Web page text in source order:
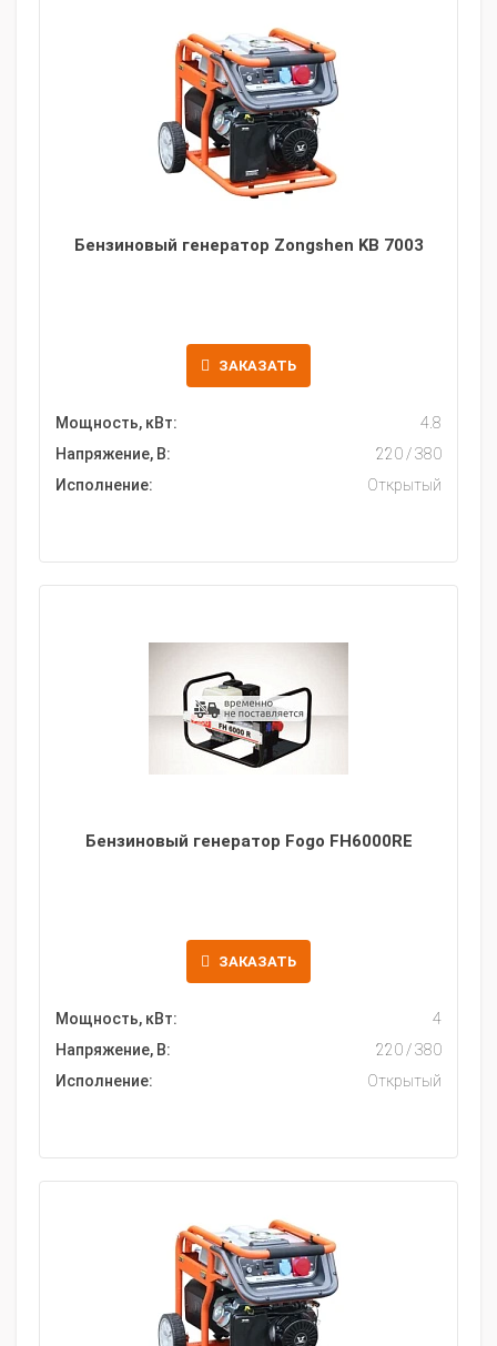
Бензиновый генератор Zongshen KB 7003
ЗАКАЗАТЬ
Мощность, кВт:
4.8
Напряжение, В:
220 / 380
Исполнение:
Открытый
Бензиновый генератор Fogo FH6000RE
ЗАКАЗАТЬ
Мощность, кВт:
4
Напряжение, В:
220 / 380
Исполнение:
Открытый